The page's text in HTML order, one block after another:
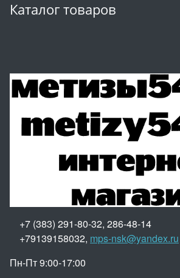
Каталог товаров
+7 (383) 291-80-32, 286-48-14
+79139158032, mps-nsk@yandex.ru
Пн-Пт 9:00-17:00